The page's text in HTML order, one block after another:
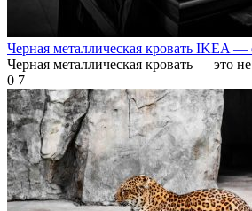
Черная металлическая кровать IKEA —
Черная металлическая кровать — это
0 7